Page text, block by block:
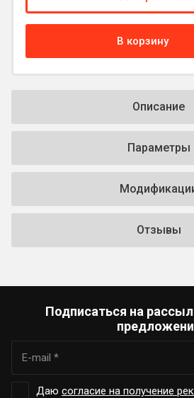
В корзину
Описание
Параметры
Отзывы
Подписаться на
Даю согласие на получение